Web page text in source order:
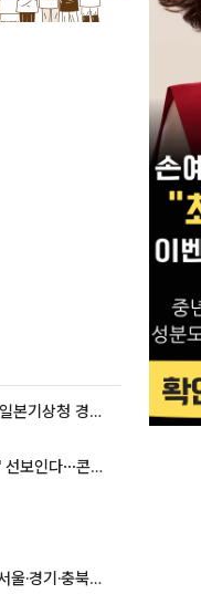
태풍 '돌핀' 오키나와 접근…일본기상청 경로 업데이트
빅뱅, 20주년 기념 '새 뱅봉' 선보인다⋯콘서트 앞두고 팝업 개최
관위 등 추가 압수수색